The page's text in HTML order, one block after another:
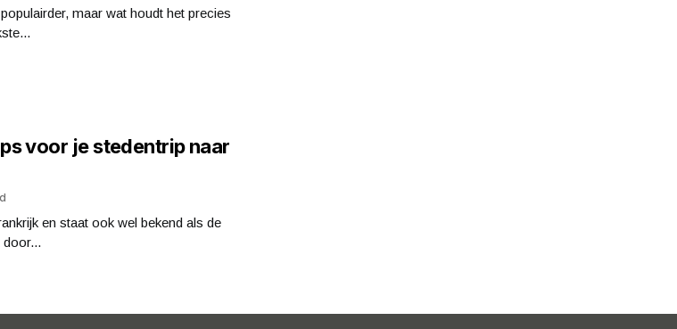
maar wat houdt het precies
voor je stedentrip naar
en staat ook wel bekend als de